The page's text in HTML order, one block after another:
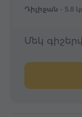
Դիլիջան - 5.8
Մեկ